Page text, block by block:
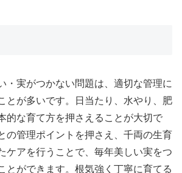
・実がつかない問題は、適切な管理に
とが多いです。日当たり、水やり、肥
的な育て方を押さえることが大切で
の管理ポイントを押さえ、千両の生育
ケアを行うことで、毎年美しい実をつ
とができます。根気強く丁寧に育てる